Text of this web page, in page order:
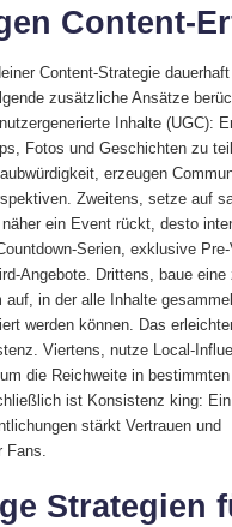
Content-
Content-Strategie
zusätzliche Ansätze
Inhalte (UGC):
Fotos und Geschichten zu
erzeugen
Zweitens, setze auf
ein Event rückt, desto
Serien, exklusive
Angebote. Drittens, baue eine
auf, in der alle Inhalte
werden können. Das
Viertens, nutze Local-
die Reichweite in
ist Konsistenz king:
stärkt Vertrauen und
Fans.
Strategien